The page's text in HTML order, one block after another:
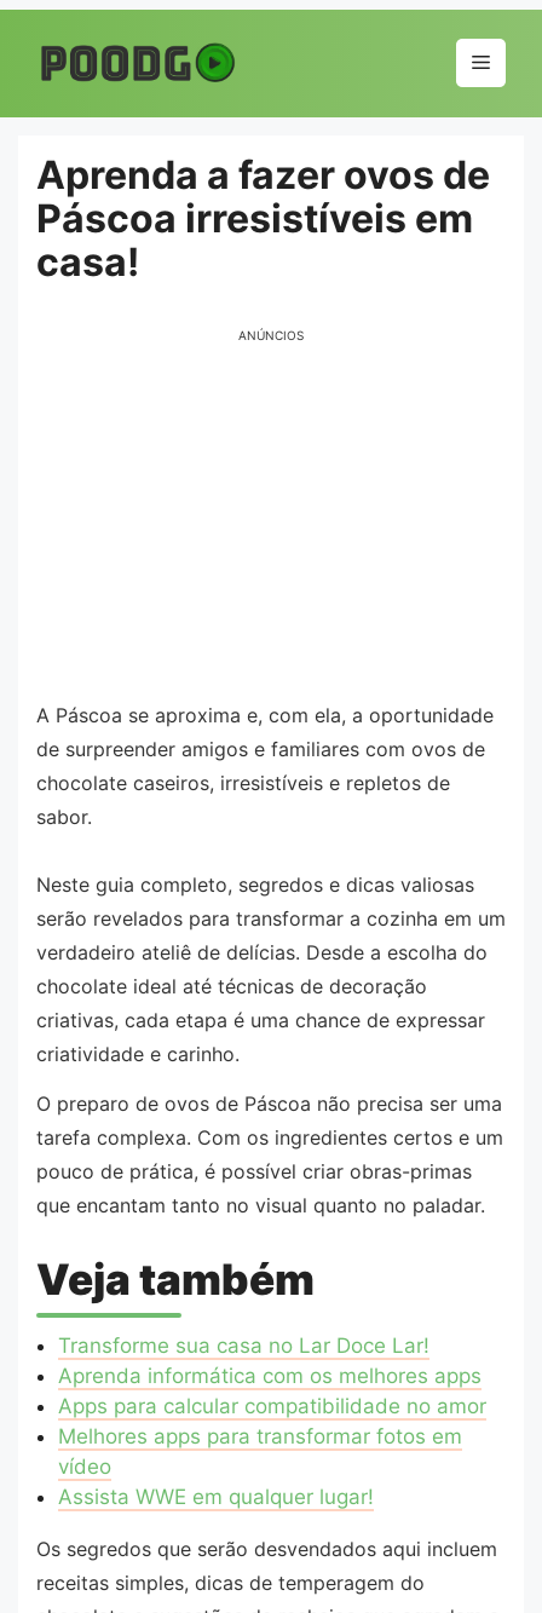
para
conteúdo
Menu
Aprenda a fazer ovos de
Páscoa irresistíveis em
casa!
ANÚNCIOS
A Páscoa se aproxima e, com ela, a oportunidade
de surpreender amigos e familiares com ovos de
chocolate caseiros, irresistíveis e repletos de
sabor.
Neste guia completo, segredos e dicas valiosas
serão revelados para transformar a cozinha em um
verdadeiro ateliê de delícias. Desde a escolha do
chocolate ideal até técnicas de decoração
criativas, cada etapa é uma chance de expressar
criatividade e carinho.
O preparo de ovos de Páscoa não precisa ser uma
tarefa complexa. Com os ingredientes certos e um
pouco de prática, é possível criar obras-primas
que encantam tanto no visual quanto no paladar.
Veja também
Transforme sua casa no Lar Doce Lar!
Aprenda informática com os melhores apps
Apps para calcular compatibilidade no amor
Melhores apps para transformar fotos em
vídeo
Assista WWE em qualquer lugar!
Os segredos que serão desvendados aqui incluem
receitas simples, dicas de temperagem do